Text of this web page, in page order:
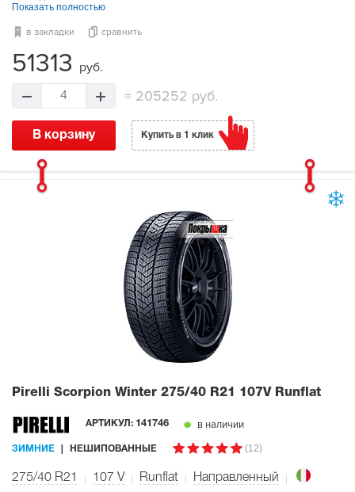
Показать полностью
в закладки сравнить
51313 руб.
4 =205252 руб.
В корзину Купить в 1 клик
Pirelli Scorpion Winter 275/40 R21 107V Runflat
АРТИКУЛ: 141746 в наличии
ЗИМНИЕ НЕШИПОВАННЫЕ (12)
275/40 R21 107 V Runflat Направленный